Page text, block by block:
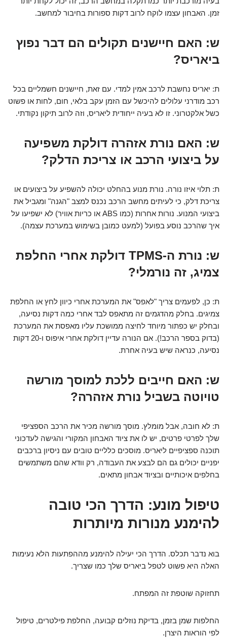
זמן. האבחון עצמו לוקח לרוב דקות ספורות בחיבור למחשב.
ש: האם חיישנים תקולים הם דבר נפוץ
ביאריס?
ת: יאריס נחשבת לרכב אמין למדי. עם זאת, חיישנים חשמליים בכל
רכב מודרני עלולים להיכשל עם הזמן עקב בלאי, חום, לחות או פשוט
כשל אלקטרוני. זו לא בעיה ייחודית ליאריס, וזה לרוב תיקון נקודתי.
ש: האם נורת אזהרה דולקת משפיעה
על ביצועי הרכב או צריכת הדלק?
ת: תלוי איזו נורה. נורת מנוע בהחלט יכולה להשפיע על ביצועים או
צריכת דלק, כי לעיתים מחשב הרכב נכנס למצב "הגנה" ומגביל את
ביצועי המנוע. נורות אחרות (כמו ABS או כריות אוויר) לא ישפיעו על
איך שהרכב נוסע בפועל (למעט כמובן בשימוש במערכת עצמה).
ש: נורת ה-TPMS דולקת אחרי החלפת
צמיג, זה נורמלי?
ת: כן, לפעמים צריך "לאפס" את המערכת אחרי כיוון לחץ או החלפת
צמיגים. בחלק מהדגמים זה מתאפס לבד אחרי כמה דקות נסיעה,
ובחלק יש כפתור מיוחד לחיצה ממושכת עליו מאפסת את המערכת
(בדוק בספר הרכב!). אם הנורה עדיין דולקת אחרי איפוס ו-20 דקות
נסיעה, כנראה שיש בעיה אחרת.
ש: האם חייבים ללכת למוסך מורשה
טויוטה בשביל נורת אזהרה?
ת: לא חובה, אבל מומלץ. מוסך מורשה מכיר את הרכב הספציפי
שלך לפרטי פרטים, יש לו את ציוד האבחון המקורי והגישה לעדכוני
תוכנה ספציפיים ליאריס. מוסכים כלליים טובים עם ניסיון ברכבים
יפניים יכולים גם הם לבצע את העבודה, רק וודא שהם משתמשים
בחלפים איכותיים ובציוד אבחון מתאים.
טיפול מונע: הדרך הכי טובה
להימנע מנורות מיותרות
בוא נדבר תכלס. הדרך הכי יעילה להימנע מההפתעות הלא נעימות
האלה היא פשוט לטפל ביאריס שלך כמו שצריך.
תחזוקה שוטפת זה המפתח.
החלפות שמן בזמן, בדיקת נוזלים קבועה, החלפת פילטרים, טיפול
לפי הוראות היצרן.